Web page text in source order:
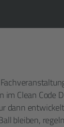
Clean Code
dann
bleiben,